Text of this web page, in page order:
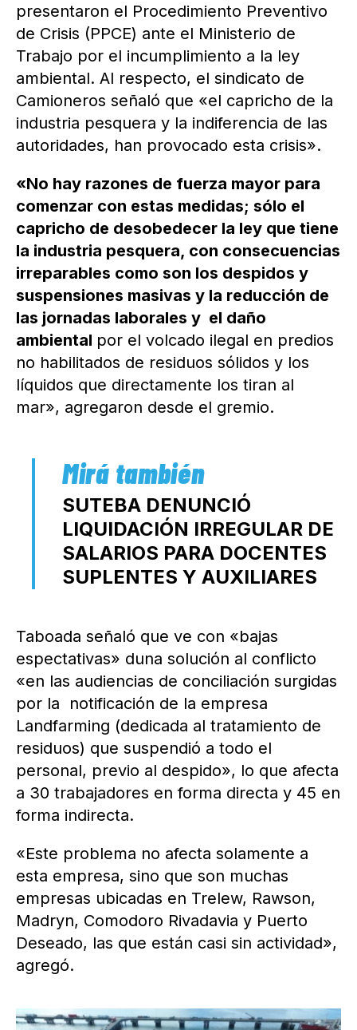
presentaron el Procedimiento Preventivo
de Crisis (PPCE) ante el Ministerio de
Trabajo por el incumplimiento a la ley
ambiental. Al respecto, el sindicato de
Camioneros señaló que «el capricho de la
industria pesquera y la indiferencia de las
autoridades, han provocado esta crisis».
«No hay razones de fuerza mayor para
comenzar con estas medidas; sólo el
capricho de desobedecer la ley que tiene
la industria pesquera, con consecuencias
irreparables como son los despidos y
suspensiones masivas y la reducción de
las jornadas laborales y el daño
ambiental por el volcado ilegal en predios
no habilitados de residuos sólidos y los
líquidos que directamente los tiran al
mar», agregaron desde el gremio.
SUTEBA DENUNCIÓ
LIQUIDACIÓN IRREGULAR DE
SALARIOS PARA DOCENTES
SUPLENTES Y AUXILIARES
Taboada señaló que ve con «bajas
espectativas» duna solución al conflicto
«en las audiencias de conciliación surgidas
por la notificación de la empresa
Landfarming (dedicada al tratamiento de
residuos) que suspendió a todo el
personal, previo al despido», lo que afecta
a 30 trabajadores en forma directa y 45 en
forma indirecta.
«Este problema no afecta solamente a
esta empresa, sino que son muchas
empresas ubicadas en Trelew, Rawson,
Madryn, Comodoro Rivadavia y Puerto
Deseado, las que están casi sin actividad»,
agregó.